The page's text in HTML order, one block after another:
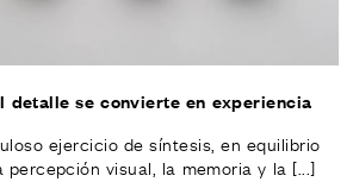
detalle se convierte en experiencia
ejercicio de síntesis, en equilibrio
visual, la memoria y la [...]